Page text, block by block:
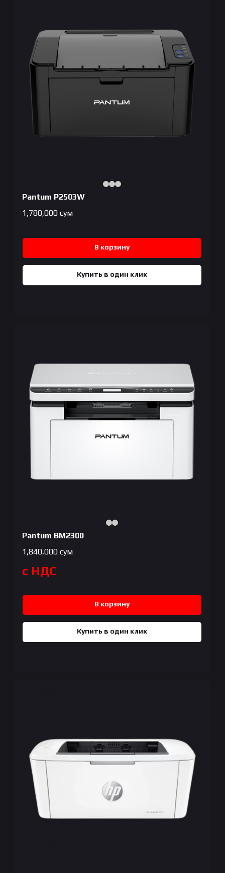
Pantum P2503W
1,780,000 сум
В корзину
Купить в один клик
Pantum BM2300
1,840,000 сум
с НДС
В корзину
Купить в один клик